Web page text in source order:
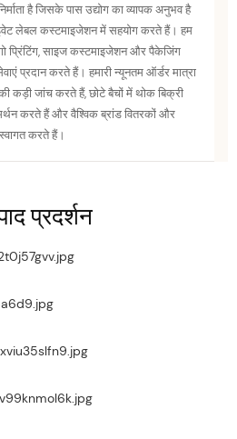
है जिसके पास उद्योग का व्यापक अनुभव है
लेबल कस्टमाइजेशन में सहयोग करते हैं। हम
प्रिंटिंग, साइज कस्टमाइजेशन और पैकेजिंग
प्रदान करते हैं। हमारी न्यूनतम ऑर्डर मात्रा
कड़ी जांच करते हैं, छोटे बैचों में थोक बिक्री
करते हैं और वैश्विक ब्रांड वितरकों और
करते हैं।
प्रदर्शन